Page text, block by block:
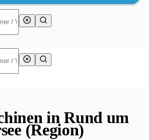
in Rund um
(Region)